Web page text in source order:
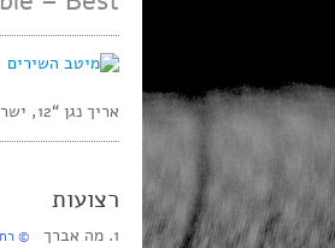
אריך נגן “12, ישראל, סטריאו
רצועות
1. מה אברך ©